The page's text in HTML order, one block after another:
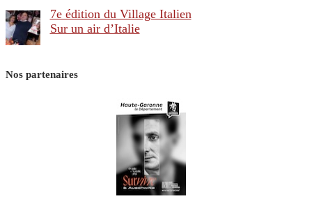
7e édition du Village Italien
Sur un air d’Italie
Nos partenaires